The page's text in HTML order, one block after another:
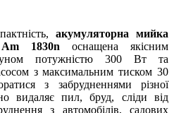
акумуляторна мийка
1830n оснащена якісним
потужністю 300 Вт та
з максимальним тиском 30
з забрудненнями різної
видаляє пил, бруд, сліди від
з автомобілів, садових